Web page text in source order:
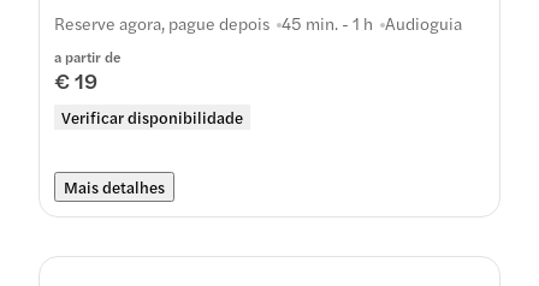
a partir de
€ 19
Verificar disponibilidade
Reserve agora, pague depois 45 min. - 1 h Audioguia
Mais detalhes